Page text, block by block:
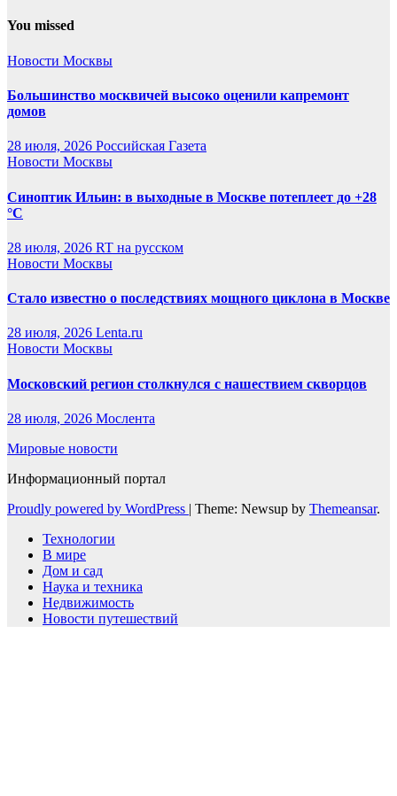
You missed
Новости Москвы
Большинство москвичей высоко оценили капремонт
домов
28 июля, 2026 Российская Газета
Новости Москвы
Синоптик Ильин: в выходные в Москве потеплеет до +28
°C
28 июля, 2026 RT на русском
Новости Москвы
Стало известно о последствиях мощного циклона в Москве
28 июля, 2026 Lenta.ru
Новости Москвы
Московский регион столкнулся с нашествием скворцов
28 июля, 2026 Мослента
Мировые новости
Информационный портал
Proudly powered by WordPress | Theme: Newsup by Themeansar.
Технологии
В мире
Дом и сад
Наука и техника
Недвижимость
Новости путешествий